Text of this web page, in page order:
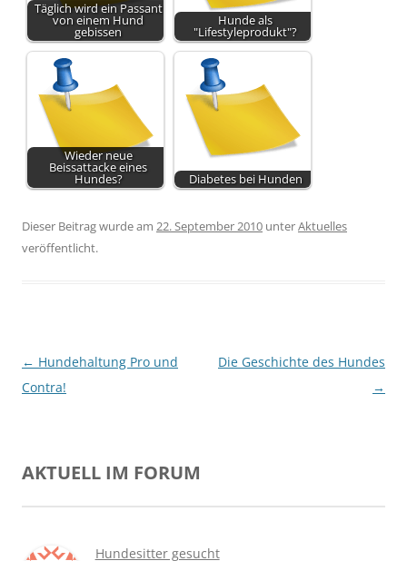
Täglich wird ein Passant
von einem Hund
gebissen
Hunde als
"Lifestyleprodukt"?
Wieder neue
Beissattacke eines
Hundes? Diabetes bei Hunden
Dieser Beitrag wurde am 22. September 2010 unterAktuelles
veröffentlicht.
Beitragsnavigation
← Hundehaltung Pro und
Contra!
Die Geschichte des Hundes
→
AKTUELL IM FORUM
Hundesitter gesucht